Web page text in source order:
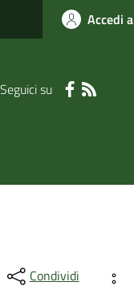
Accedi
Seguici su
Condividi